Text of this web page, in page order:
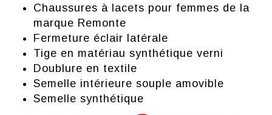
Chaussures à lacets pour femmes de la
marque Remonte
Fermeture éclair latérale
Tige en matériau synthétique verni
Doublure en textile
Semelle intérieure souple amovible
Semelle synthétique